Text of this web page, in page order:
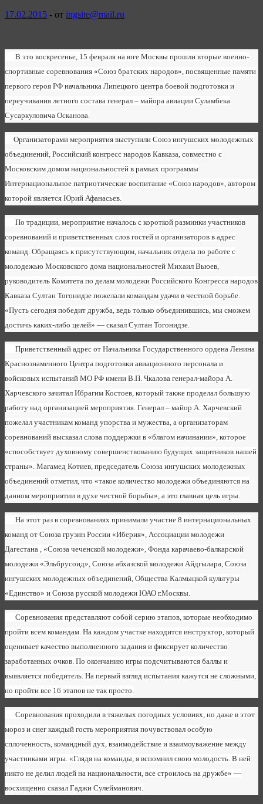
17.02.2015 - от ingsite@mail.ru
В это воскресенье, 15 февраля на юге Москвы прошли вторые военно-
спортивные соревнования «Союз братских народов», посвященные памяти
первого героя РФ начальника Липецкого центра боевой подготовки и
переучивания летного состава генерал – майора авиации Суламбека
Сусаркуловича Осканова.
Организаторами мероприятия выступили Союз ингушских молодежных
объединений, Российский конгресс народов Кавказа, совместно с
Московским домом национальностей в рамках программы
Интернациональное патриотические воспитание «Союз народов», автором
которой является Юрий Афанасьев.
По традиции, мероприятие началось с короткой разминки участников
соревнований и приветственных слов гостей и организаторов в адрес
команд. Обращаясь к присутствующим, начальник отдела по работе с
молодежью Московского дома национальностей Михаил Вьюев,
руководитель Комитета по делам молодежи Российского Конгресса народов
Кавказа Султан Тогонидзе пожелали командам удачи в честной борьбе.
«Пусть сегодня победит дружба, ведь только объединившись, мы сможем
достичь каких-либо целей» — сказал Султан Тогонидзе.
Приветственный адрес от Начальника Государственного ордена Ленина
Краснознаменного Центра подготовки авиационного персонала и
войсковых испытаний МО РФ имени В.П. Чкалова генерал-майора А.
Харчевского зачитал Ибрагим Костоев, который также проделал большую
работу над организацией мероприятия. Генерал – майор А. Харчевский
пожелал участникам команд упорства и мужества, а организаторам
соревнований высказал слова поддержки в «благом начинании», которое
«способствует духовному совершенствованию будущих защитников нашей
страны». Магамед Котиев, председатель Союза ингушских молодежных
объединений отметил, что «такое количество молодежи объединяются на
данном мероприятии в духе честной борьбы», а это главная цель игры.
На этот раз в соревнованиях принимали участие 8 интернациональных
команд от Союза грузин России «Иберия», Ассоциации молодежи
Дагестана , «Союза чеченской молодежи», Фонда карачаево-балкарской
молодежи «Эльбрусоид», Союза абхазской молодежи Айдгылара, Союза
ингушских молодежных объединений, Общества Калмыцкой культуры
«Единство» и Союза русской молодежи ЮАО г.Москвы.
Соревнования представляют собой серию этапов, которые необходимо
пройти всем командам. На каждом участке находится инструктор, который
оценивает качество выполненного задания и фиксирует количество
заработанных очков. По окончанию игры подсчитываются баллы и
выявляется победитель. На первый взгляд испытания кажутся не сложными,
но пройти все 16 этапов не так просто.
Соревнования проходили в тяжелых погодных условиях, но даже в этот
мороз и снег каждый гость мероприятия почувствовал особую
сплоченность, командный дух, взаимодействие и взаимоуважение между
участниками игры. «Глядя на команды, я вспомнил свою молодость. В ней
никто не делил людей на национальности, все строилось на дружбе» —
восхищенно сказал Гаджи Сулейманович.